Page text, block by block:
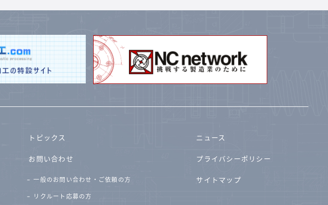
トピックス
お問い合わせ
一般のお問い合わせ・ご依頼の方
リクルート応募の方
ニュース
プライバシーポリシー
サイトマップ